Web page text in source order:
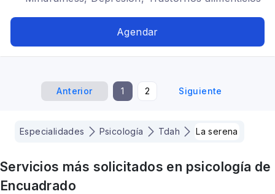
Agendar
Anterior 1 2 Siguiente
Especialidades Psicología Tdah La serena
Servicios más solicitados en psicología de
Encuadrado